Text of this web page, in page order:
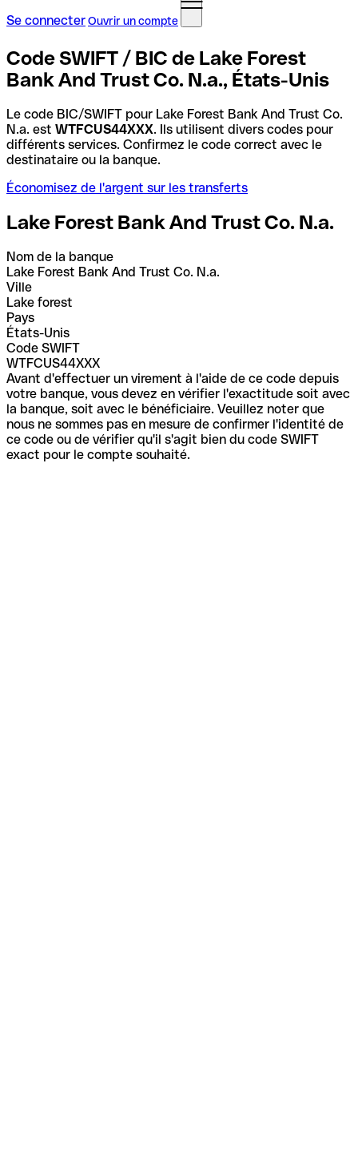
Se connecterOuvrir un compte
Code SWIFT / BIC de Lake Forest
Bank And Trust Co. N.a., États-Unis
Le code BIC/SWIFT pour Lake Forest Bank And Trust Co.
N.a. est WTFCUS44XXX. Ils utilisent divers codes pour
différents services. Confirmez le code correct avec le
destinataire ou la banque.
Économisez de l'argent sur les transferts
Lake Forest Bank And Trust Co. N.a.
Nom de la banque
Lake Forest Bank And Trust Co. N.a.
Ville
Lake forest
Pays
États-Unis
Code SWIFT
WTFCUS44XXX
Avant d'effectuer un virement à l'aide de ce code depuis
votre banque, vous devez en vérifier l'exactitude soit avec
la banque, soit avec le bénéficiaire. Veuillez noter que
nous ne sommes pas en mesure de confirmer l'identité de
ce code ou de vérifier qu'il s'agit bien du code SWIFT
exact pour le compte souhaité.